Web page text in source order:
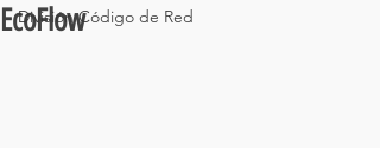
División Código de Red
EcoFlow